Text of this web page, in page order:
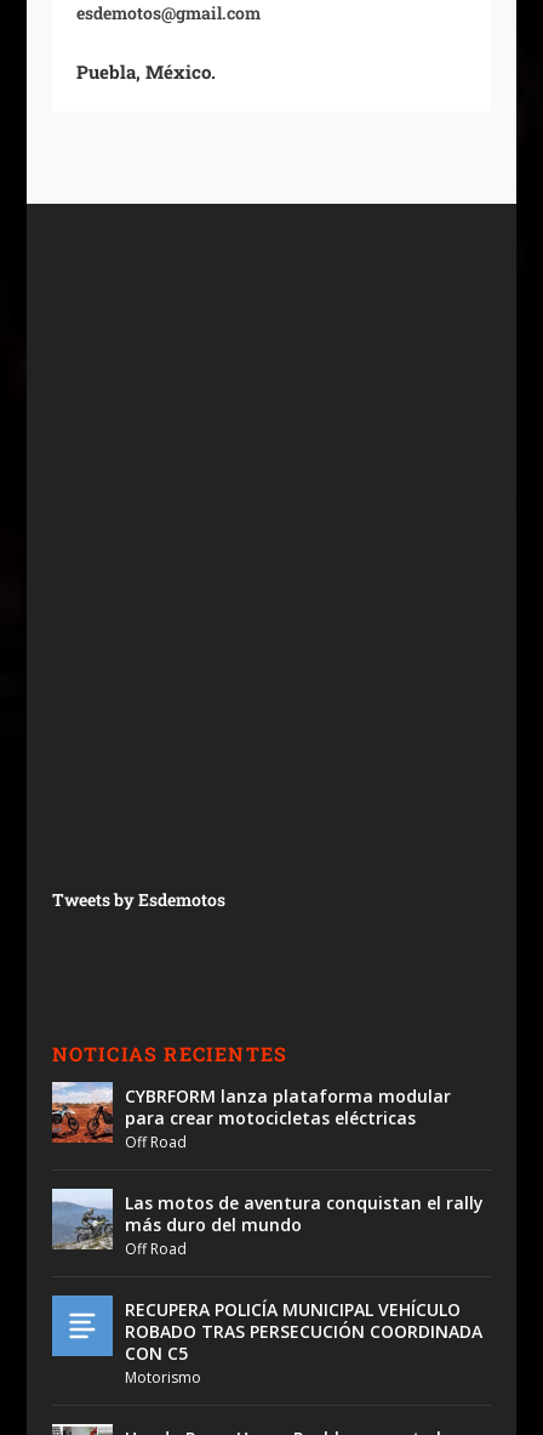
esdemotos@gmail.com
Puebla, México.
Tweets by Esdemotos
NOTICIAS RECIENTES
CYBRFORM lanza plataforma modular
para crear motocicletas eléctricas
Off Road
Las motos de aventura conquistan el rally
más duro del mundo
Off Road
RECUPERA POLICÍA MUNICIPAL VEHÍCULO
ROBADO TRAS PERSECUCIÓN COORDINADA
CON C5
Motorismo